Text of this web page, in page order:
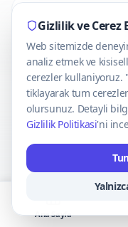
© 2025
Gizlilik ve
Web sitemizde
analiz etmek ve
cerezler kullaniyoruz.
tiklayarak tum
olursunuz. Detayli
Gizlilik Politikasi'ni
Ana Sayfa